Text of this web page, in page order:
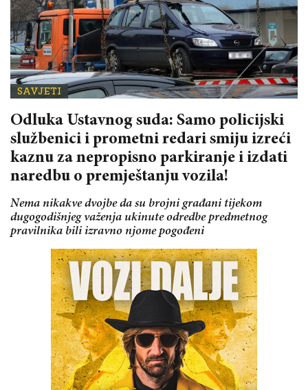
SAVJETI
Odluka Ustavnog suda: Samo policijski
službenici i prometni redari smiju izreći
kaznu za nepropisno parkiranje i izdati
naredbu o premještanju vozila!
Nema nikakve dvojbe da su brojni građani tijekom
dugogodišnjeg važenja ukinute odredbe predmetnog
pravilnika bili izravno njome pogođeni